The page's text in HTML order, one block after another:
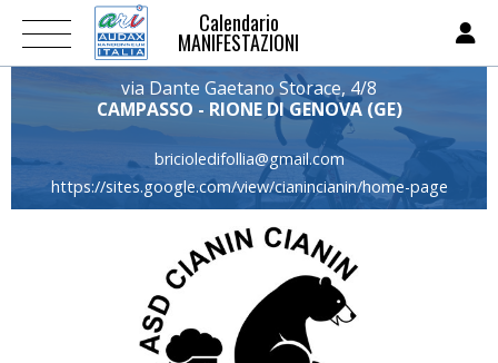
Calendario
MANIFESTAZIONI
via Dante Gaetano Storace, 4/8
CAMPASSO - RIONE DI GENOVA (GE)
bricioledifollia@gmail.com
https://sites.google.com/view/cianincianin/home-page